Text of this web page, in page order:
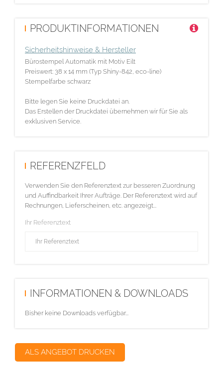
PRODUKTINFORMATIONEN
Sicherheitshinweise & Hersteller
Bürostempel Automatik mit Motiv Eilt
Preiswert: 38 x 14 mm (Typ Shiny-842, eco-line)
Stempelfarbe schwarz
Bitte legen Sie keine Druckdatei an.
Das Erstellen der Druckdatei übernehmen wir für Sie als
exklusiven Service.
REFERENZFELD
Verwenden Sie den Referenztext zur besseren Zuordnung
und Auffindbarkeit Ihrer Aufträge. Der Referenztext wird auf
Rechnungen, Lieferscheinen, etc. angezeigt...
Ihr Referenztext
INFORMATIONEN & DOWNLOADS
Bisher keine Downloads verfügbar...
ALS ANGEBOT DRUCKEN